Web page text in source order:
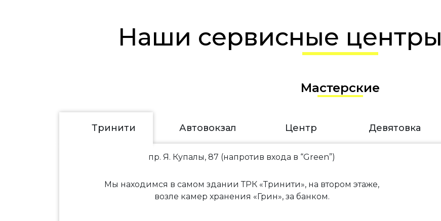
Наши сервисные центры
Мастерские
Тринити Автовокзал Центр Девятовка
пр. Я. Купалы, 87 (напротив входа в “Green”)
Мы находимся в самом здании ТРК «Тринити», на втором этаже,
возле камер хранения «Грин», за банком.